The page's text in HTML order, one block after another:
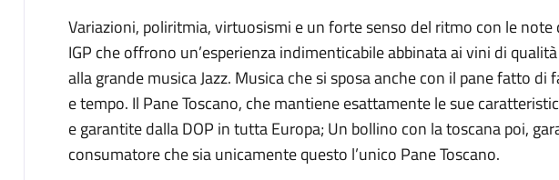
Variazioni, poliritmia, virtuosismi e un forte senso del ritmo con le note
IGP che offrono un’esperienza indimenticabile abbinata ai vini di
alla grande musica Jazz. Musica che si sposa anche con il pane fatto di
e tempo. Il Pane Toscano, che mantiene esattamente le sue
e garantite dalla DOP in tutta Europa; Un bollino con la toscana poi,
consumatore che sia unicamente questo l’unico Pane Toscano.